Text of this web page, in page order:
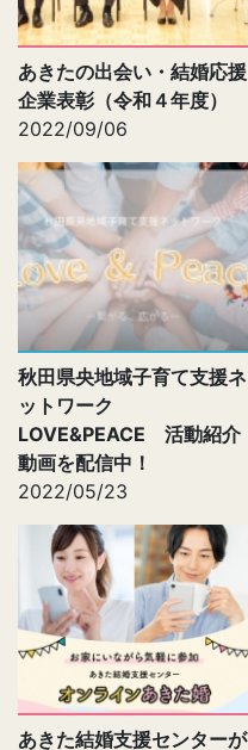
あきたの出会い・結婚応援
企業表彰（令和４年度）
2022/09/06
秋田県央地域子育て支援ネ
ットワーク
LOVE&PEACE 活動紹介
動画を配信中！
2022/05/23
あきた結婚支援センターが